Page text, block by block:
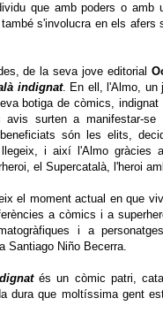
que amb poders o amb
s'involucra en els afers
de la seva jove editorial
indignat. En ell, l'Almo, un
botiga de còmics, indignat
surten a manifestar-se
són les elits,
i així l'Almo gràcies
el Supercatalà, l'heroi
el moment actual en que
a còmics i a
i a
Santiago Niño Becerra.
és un còmic patri,
dura que moltíssima gent